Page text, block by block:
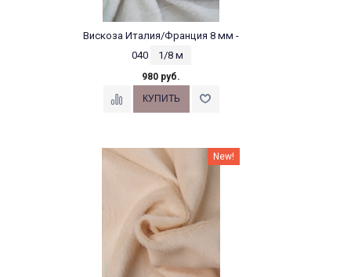
Вискоза Италия/Франция 8 мм -
040
1/8 м
980 руб.
New!